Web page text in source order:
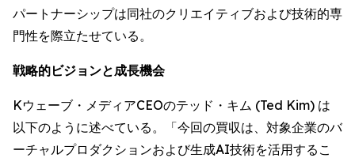
パートナーシップは同社のクリエイティブおよび技術的専
門性を際立たせている。
戦略的ビジョンと成長機会
Kウェーブ・メディアCEOのテッド・キム (Ted Kim) は
以下のように述べている。「今回の買収は、対象企業のバ
ーチャルプロダクションおよび生成AI技術を活用するこ